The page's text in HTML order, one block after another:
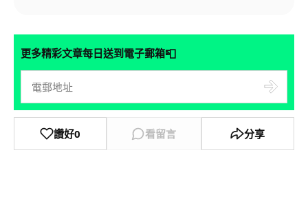
更多精彩文章每日送到電子郵箱📮
讚好0 看留言 分享